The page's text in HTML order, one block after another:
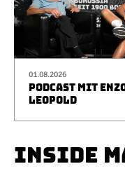
01.08.2026
PODCAST MIT
LEOPOLD
INSIDE